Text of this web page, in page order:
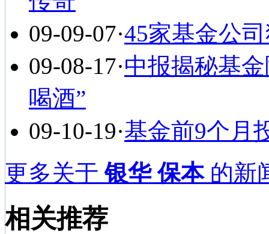
09-09-07·45家基金公
09-08-17·中报揭秘基
喝酒”
09-10-19·基金前9个月
更多关于银华 保本的新
相关推荐